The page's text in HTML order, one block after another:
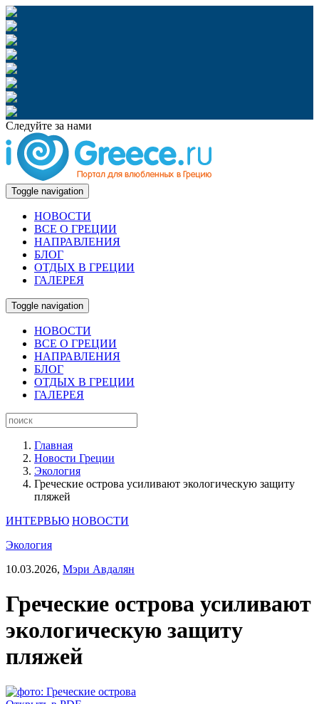
Следуйте за нами
Toggle navigation
НОВОСТИ
ВСЕ О ГРЕЦИИ
НАПРАВЛЕНИЯ
БЛОГ
ОТДЫХ В ГРЕЦИИ
ГАЛЕРЕЯ
Toggle navigation
НОВОСТИ
ВСЕ О ГРЕЦИИ
НАПРАВЛЕНИЯ
БЛОГ
ОТДЫХ В ГРЕЦИИ
ГАЛЕРЕЯ
Главная
Новости Греции
Экология
Греческие острова усиливают экологическую защиту
пляжей
ИНТЕРВЬЮ НОВОСТИ
Экология
10.03.2026, Мэри Авдалян
Греческие острова усиливают
экологическую защиту
пляжей